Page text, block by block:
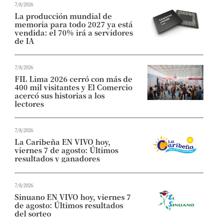
7/8/2026
La producción mundial de
memoria para todo 2027 ya está
vendida: el 70% irá a servidores
de IA
7/8/2026
FIL Lima 2026 cerró con más de
400 mil visitantes y El Comercio
acercó sus historias a los
lectores
7/8/2026
La Caribeña EN VIVO hoy,
viernes 7 de agosto: Últimos
resultados y ganadores
7/8/2026
Sinuano EN VIVO hoy, viernes 7
de agosto: Últimos resultados
del sorteo